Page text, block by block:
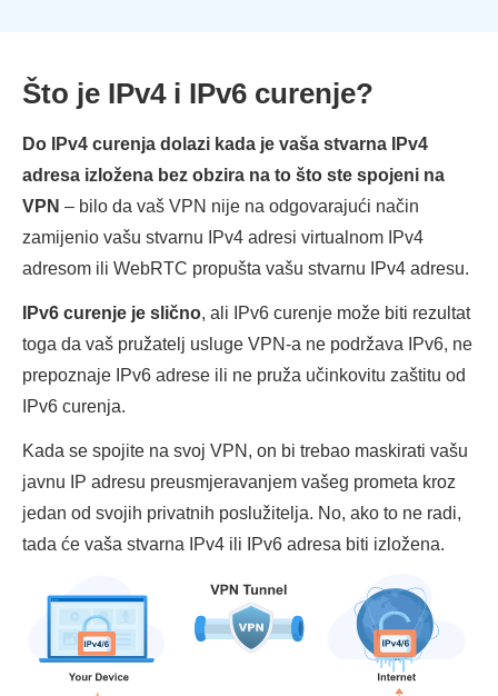
Što je IPv4 i IPv6 curenje?
Do IPv4 curenja dolazi kada je vaša stvarna IPv4
adresa izložena bez obzira na to što ste spojeni na
VPN – bilo da vaš VPN nije na odgovarajući način
zamijenio vašu stvarnu IPv4 adresi virtualnom IPv4
adresom ili WebRTC propušta vašu stvarnu IPv4 adresu.
IPv6 curenje je slično, ali IPv6 curenje može biti rezultat
toga da vaš pružatelj usluge VPN-a ne podržava IPv6, ne
prepoznaje IPv6 adrese ili ne pruža učinkovitu zaštitu od
IPv6 curenja.
Kada se spojite na svoj VPN, on bi trebao maskirati vašu
javnu IP adresu preusmjeravanjem vašeg prometa kroz
jedan od svojih privatnih poslužitelja. No, ako to ne radi,
tada će vaša stvarna IPv4 ili IPv6 adresa biti izložena.